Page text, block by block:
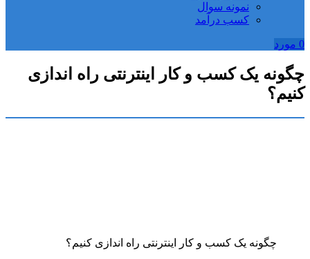
نمونه سوال
کسب درآمد
0 مورد
چگونه یک کسب‌ و کار اینترنتی راه اندازی
کنیم؟
چگونه یک کسب‌ و کار اینترنتی راه اندازی کنیم؟